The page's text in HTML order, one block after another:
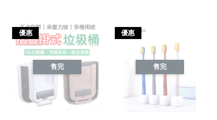
優惠
售完
優惠
售完